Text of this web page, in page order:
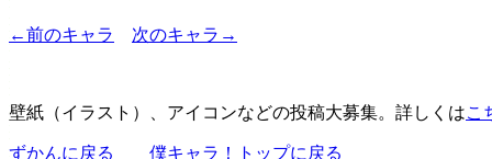
←前のキャラ 次のキャラ→
壁紙（イラスト）、アイコンなどの投稿大募集。詳しくはこ
ずかんに戻る 僕キャラ！トップに戻る